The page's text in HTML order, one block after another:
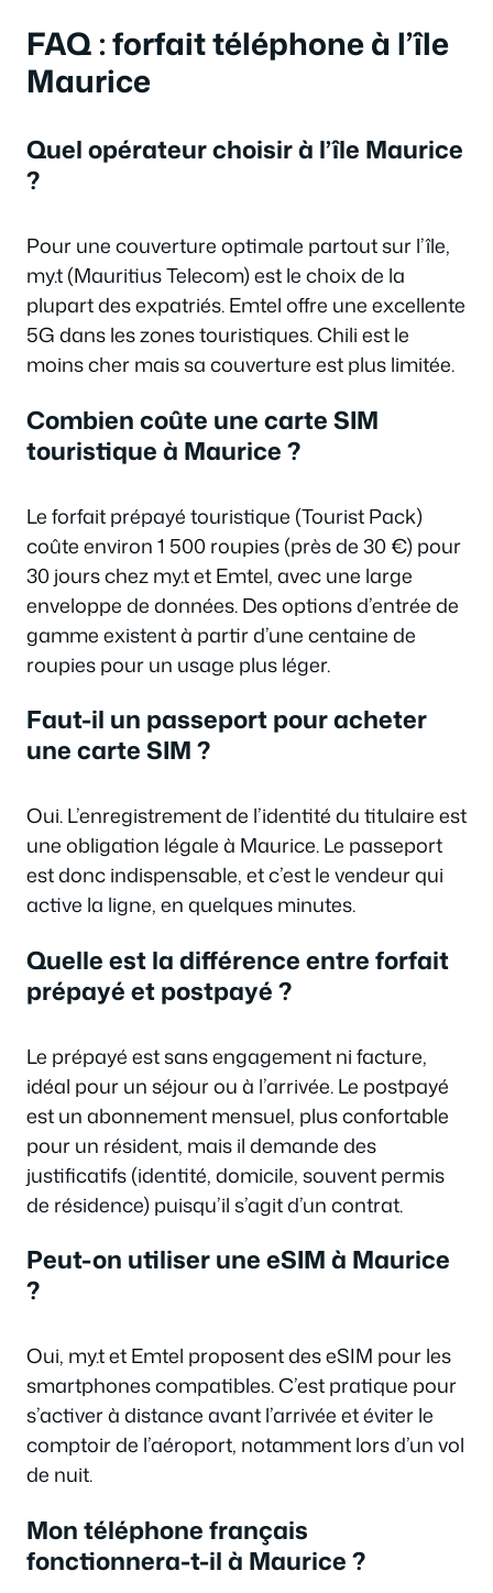
FAQ : forfait téléphone à l’île
Maurice
Quel opérateur choisir à l’île Maurice
?
Pour une couverture optimale partout sur l’île,
my.t (Mauritius Telecom) est le choix de la
plupart des expatriés. Emtel offre une excellente
5G dans les zones touristiques. Chili est le
moins cher mais sa couverture est plus limitée.
Combien coûte une carte SIM
touristique à Maurice ?
Le forfait prépayé touristique (Tourist Pack)
coûte environ 1 500 roupies (près de 30 €) pour
30 jours chez my.t et Emtel, avec une large
enveloppe de données. Des options d’entrée de
gamme existent à partir d’une centaine de
roupies pour un usage plus léger.
Faut-il un passeport pour acheter
une carte SIM ?
Oui. L’enregistrement de l’identité du titulaire est
une obligation légale à Maurice. Le passeport
est donc indispensable, et c’est le vendeur qui
active la ligne, en quelques minutes.
Quelle est la différence entre forfait
prépayé et postpayé ?
Le prépayé est sans engagement ni facture,
idéal pour un séjour ou à l’arrivée. Le postpayé
est un abonnement mensuel, plus confortable
pour un résident, mais il demande des
justificatifs (identité, domicile, souvent permis
de résidence) puisqu’il s’agit d’un contrat.
Peut-on utiliser une eSIM à Maurice
?
Oui, my.t et Emtel proposent des eSIM pour les
smartphones compatibles. C’est pratique pour
s’activer à distance avant l’arrivée et éviter le
comptoir de l’aéroport, notamment lors d’un vol
de nuit.
Mon téléphone français
fonctionnera-t-il à Maurice ?